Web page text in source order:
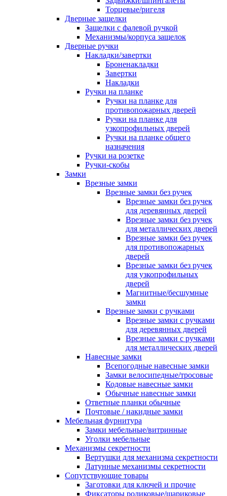
Торцевые/ригеля
Дверные защелки
Защелки с фалевой ручкой
Механизмы/корпуса защелок
Дверные ручки
Накладки/завертки
Броненакладки
Завертки
Накладки
Ручки на планке
Ручки на планке для
противопожарных дверей
Ручки на планке для
узкопрофильных дверей
Ручки на планке общего
назначения
Ручки на розетке
Ручки-скобы
Замки
Врезные замки
Врезные замки без ручек
Врезные замки без ручек
для деревянных дверей
Врезные замки без ручек
для металлических дверей
Врезные замки без ручек
для противопожарных
дверей
Врезные замки без ручек
для узкопрофильных
дверей
Магнитные/бесшумные
замки
Врезные замки с ручками
Врезные замки с ручками
для деревянных дверей
Врезные замки с ручками
для металлических дверей
Навесные замки
Всепогодные навесные замки
Замки велосипедные/тросовые
Кодовые навесные замки
Обычные навесные замки
Ответные планки обычные
Почтовые / накидные замки
Мебельная фурнитура
Замки мебельные/витринные
Уголки мебельные
Механизмы секретности
Вертушки для механизма секретности
Латунные механизмы секретности
Сопутствующие товары
Заготовки для ключей и прочие
Фиксаторы роликовые/шариковые